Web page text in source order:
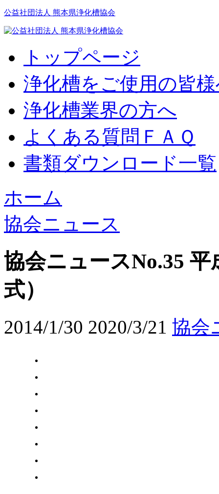
公益社団法人 熊本県浄化槽協会
トップページ
浄化槽をご使用の皆
浄化槽業界の方へ
よくある質問ＦＡＱ
書類ダウンロード一覧
ホーム
協会ニュース
協会ニュースNo.35 平
式）
2014/1/30 2020/3/21 協会